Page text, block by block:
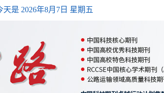
天是 2026年8月7日 星期五